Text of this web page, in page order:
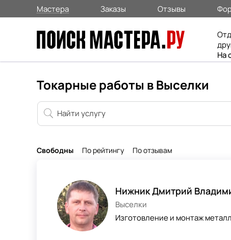
Мастера Заказы Отзывы
На
Токарные работы в Выселки
Свободны По рейтингу По отзывам
Нижник Дмитрий
Выселки
Изготовление и монтаж